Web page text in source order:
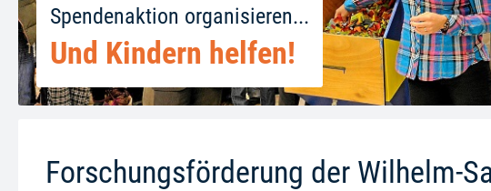
Spendenaktion organisieren...
Und Kindern helfen!
Forschungsförderung der Wilhelm-